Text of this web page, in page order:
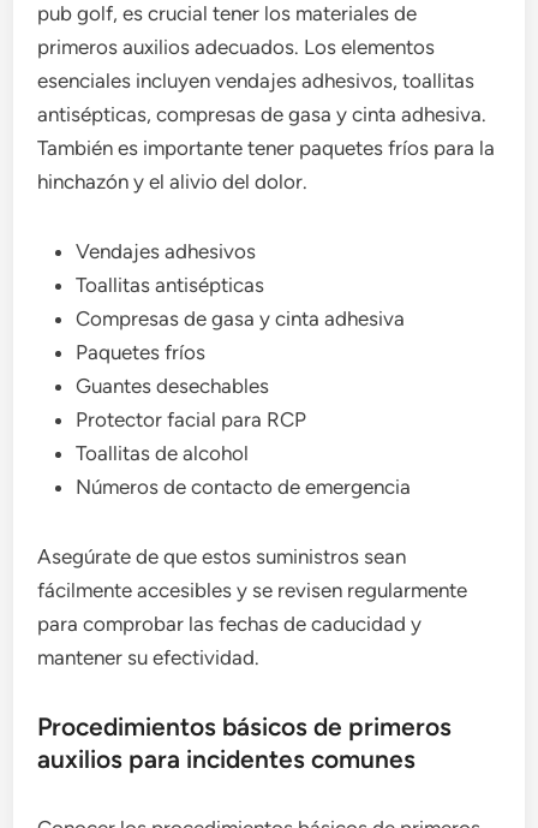
pub golf, es crucial tener los materiales de
primeros auxilios adecuados. Los elementos
esenciales incluyen vendajes adhesivos, toallitas
antisépticas, compresas de gasa y cinta adhesiva.
También es importante tener paquetes fríos para la
hinchazón y el alivio del dolor.
Vendajes adhesivos
Toallitas antisépticas
Compresas de gasa y cinta adhesiva
Paquetes fríos
Guantes desechables
Protector facial para RCP
Toallitas de alcohol
Números de contacto de emergencia
Asegúrate de que estos suministros sean
fácilmente accesibles y se revisen regularmente
para comprobar las fechas de caducidad y
mantener su efectividad.
Procedimientos básicos de primeros
auxilios para incidentes comunes